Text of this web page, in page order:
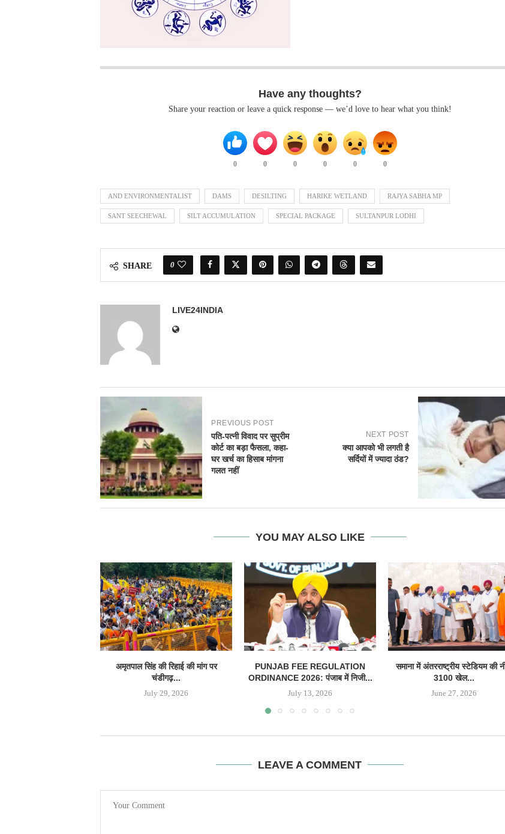
Have any thoughts?
Share your reaction or leave a quick response — we’d love to hear what you think!
0 0 0 0 0 0
AND ENVIRONMENTALIST DAMS DESILTING HARIKE WETLAND RAJYA SABHA MP
SANT SEECHEWAL SILT ACCUMULATION SPECIAL PACKAGE SULTANPUR LODHI
SHARE 0
LIVE24INDIA
PREVIOUS POST
पति-पत्नी विवाद पर सुप्रीम
कोर्ट का बड़ा फैसला, कहा-
घर खर्च का हिसाब मांगना
गलत नहीं
NEXT POST
क्या आपको भी लगती है
सर्दियों में ज्यादा ठंड?
YOU MAY ALSO LIKE
अमृतपाल सिंह की रिहाई की मांग पर
चंडीगढ़...
July 29, 2026
PUNJAB FEE REGULATION
ORDINANCE 2026: पंजाब में निजी...
July 13, 2026
समाना में अंतरराष्ट्रीय स्टेडियम की
3100 खेल...
June 27, 2026
LEAVE A COMMENT